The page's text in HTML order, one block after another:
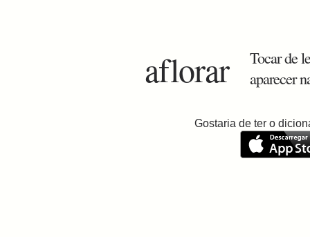
aflorar
Tocar de
aparecer
Gostaria de ter o